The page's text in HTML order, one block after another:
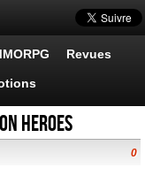
Revues
Heroes
0